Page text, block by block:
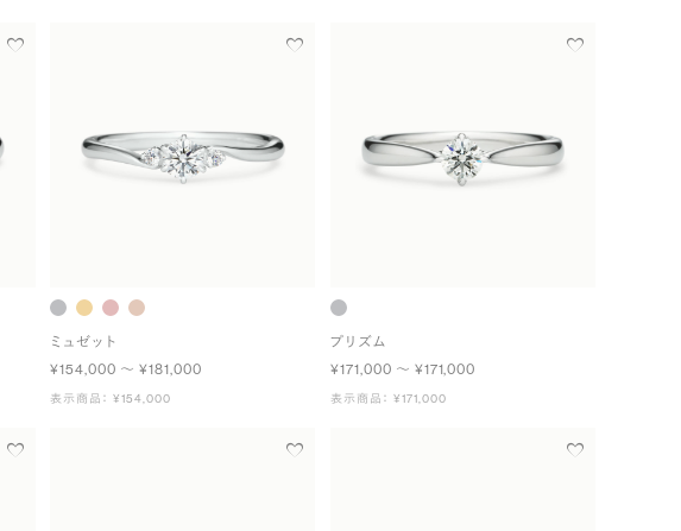
ミュゼット
¥154,000 〜 ¥181,000
表示商品： ¥154,000
プリズム
¥171,000 〜 ¥171,000
表示商品： ¥171,000